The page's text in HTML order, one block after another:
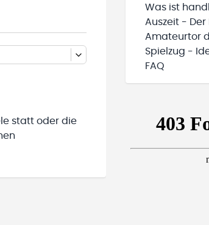
statt oder die
Was ist
Auszeit -
Amateurtor
Spielzug -
FAQ